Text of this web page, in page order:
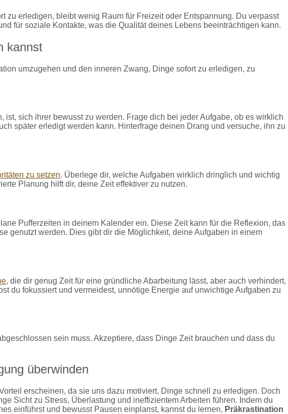
zu erledigen, bleibt wenig Raum für Freizeit oder Entspannung. Du verpasst
für soziale Kontakte, was die Qualität deines Lebens beeinträchtigen kann.
kannst
umzugehen und den inneren Zwang, Dinge sofort zu erledigen, zu
ist, sich ihrer bewusst zu werden. Frage dich bei jeder Aufgabe, ob es wirklich
später erledigt werden kann. Hinterfrage deinen Drang und versuche, ihn zu
zu setzen. Überlege dir, welche Aufgaben wirklich dringlich und wichtig
Planung hilft dir, deine Zeit effektiver zu nutzen.
Pufferzeiten in deinem Kalender ein. Diese Zeit kann für die Reflexion, das
genutzt werden. Dies gibt dir die Möglichkeit, deine Aufgaben in einem
, die dir genug Zeit für eine gründliche Abarbeitung lässt, aber auch verhindert,
du fokussiert und vermeidest, unnötige Energie auf unwichtige Aufgaben zu
sein muss. Akzeptiere, dass Dinge Zeit brauchen und dass du
überwinden
erscheinen, da sie uns dazu motiviert, Dinge schnell zu erledigen. Doch
Sicht zu Stress, Überlastung und ineffizientem Arbeiten führen. Indem du
einführst und bewusst Pausen einplanst, kannst du lernen, Präkrastination